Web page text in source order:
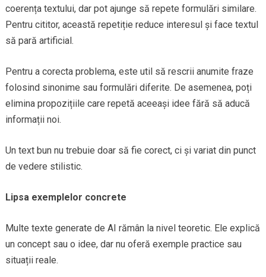
coerența textului, dar pot ajunge să repete formulări similare.
Pentru cititor, această repetiție reduce interesul și face textul
să pară artificial.
Pentru a corecta problema, este util să rescrii anumite fraze
folosind sinonime sau formulări diferite. De asemenea, poți
elimina propozițiile care repetă aceeași idee fără să aducă
informații noi.
Un text bun nu trebuie doar să fie corect, ci și variat din punct
de vedere stilistic.
Lipsa exemplelor concrete
Multe texte generate de AI rămân la nivel teoretic. Ele explică
un concept sau o idee, dar nu oferă exemple practice sau
situații reale.